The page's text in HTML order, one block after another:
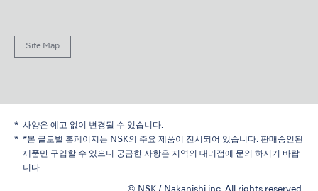
Site Map
사양은 예고 없이 변경될 수 있습니다.
*본 글로벌 홈페이지는 NSK의 주요 제품이 전시되어 있습니다. 판매승인된
제품만 구입할 수 있으니 궁금한 사항은 지역의 대리점에 문의 하시기 바랍
니다.